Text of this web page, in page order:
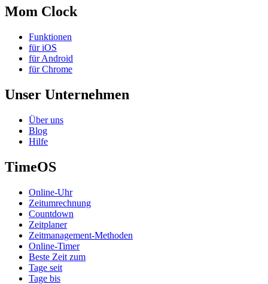
Mom Clock
Funktionen
für iOS
für Android
für Chrome
Unser Unternehmen
Über uns
Blog
Hilfe
TimeOS
Online-Uhr
Zeitumrechnung
Countdown
Zeitplaner
Zeitmanagement-Methoden
Online-Timer
Beste Zeit zum
Tage seit
Tage bis